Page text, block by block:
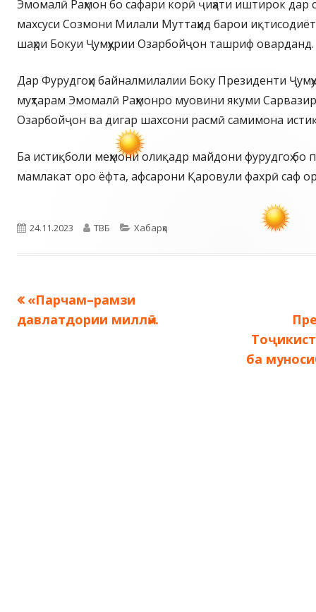
Эмомалӣ Раҳмон бо сафари корӣ ҷиҳати иштирок
махсуси Созмони Милали Муттаҳид барои
шаҳри Бокуи Ҷумҳурии Озарбойҷон ташриф оварданд.
Дар Фурудгоҳи байналмилалии Боку Президенти
муҳтарам Эмомалӣ Раҳмонро муовини якуми
Озарбойҷон ва дигар шахсони расмӣ самимона
Ба истиқболи меҳмони олиқадр майдони фурудгоҳ бо
мамлакат оро ёфта, афсарони Қаровули фахрӣ саф
Опубликовано
24.11.2023 Автор
ТВБ Рубрики
Хабарҳо
Навигация
Предыдущая
запись:
«Парчам–рамзи
давлатдории миллӣ».
ба